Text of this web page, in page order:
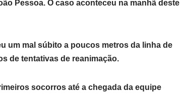
Pessoa. O caso aconteceu na manhã deste
um mal súbito a poucos metros da linha de
de tentativas de reanimação.
socorros até a chegada da equipe